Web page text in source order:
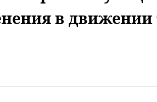
в движении